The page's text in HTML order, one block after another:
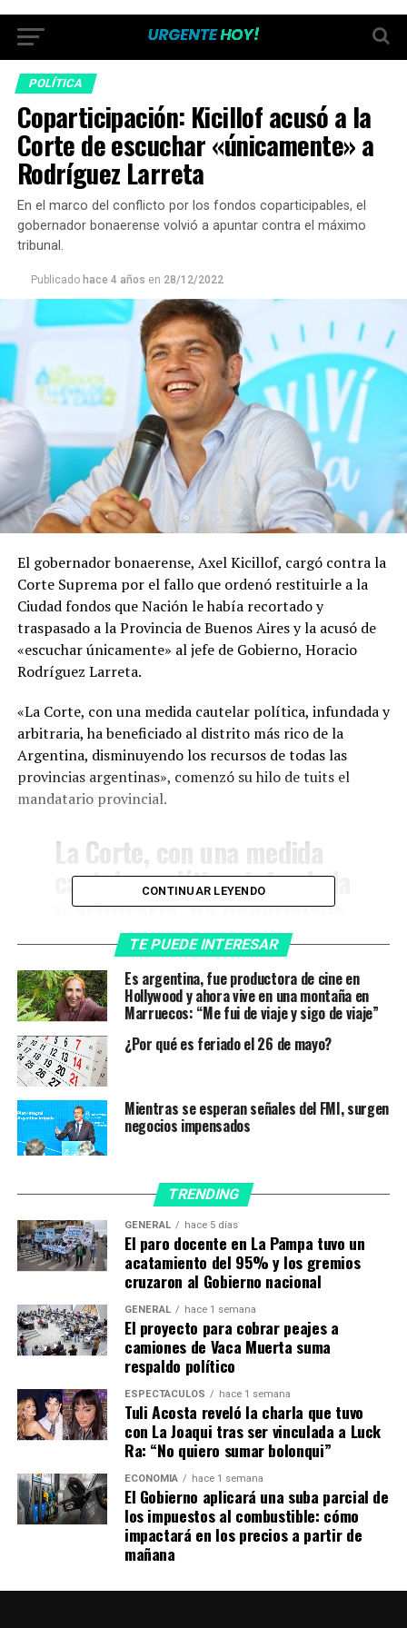
POLÍTICA
Coparticipación: Kicillof acusó a la
Corte de escuchar «únicamente» a
Rodríguez Larreta
En el marco del conflicto por los fondos coparticipables, el
gobernador bonaerense volvió a apuntar contra el máximo
tribunal.
Publicado hace 4 años en 28/12/2022
El gobernador bonaerense, Axel Kicillof, cargó contra la
Corte Suprema por el fallo que ordenó restituirle a la
Ciudad fondos que Nación le había recortado y
traspasado a la Provincia de Buenos Aires y la acusó de
«escuchar únicamente» al jefe de Gobierno, Horacio
Rodríguez Larreta.
«La Corte, con una medida cautelar política, infundada y
arbitraria, ha beneficiado al distrito más rico de la
Argentina, disminuyendo los recursos de todas las
provincias argentinas», comenzó su hilo de tuits el
mandatario provincial.
La Corte, con una medida
cautelar política, infundada
y arbitraria, ha beneficiado
al distrito más rico de la
Argentina, disminuyendo
los recursos de todas las
provincias argentinas.
— Axel Kicillof
(@Kicillofok)December
28, 2022
«Reiteramos una vez más -prosiguió- nuestro derecho a
ser oídos para manifestar la voz de 17 millones de
bonaerenses y expresamos la total adhesión al recurso
presentado por el Estado Nacional».
Conocido el fallo de la Corte -que se descontaba desde
hacía meses favorable a la administración de Rodríguez
Larreta- por el reclamo que planteó la Ciudad en 2020
tras la decisión del presidente Alberto Fernández de
recortarle el 1,2% de los fondos coparticipables,
Presidencia convocó a Casa Rosada a gobernadores del
PJ y emitió un comunicado en el que consideró de
«imposible cumplimiento» la resolución del máximo
tribunal, además de anunciar que recusaría a los jueces y
presentaría un pedido de revocatoria “in extremis» de la
resolución. Esto le valió una denuncia penal por parte
de la oposición contra los funcionarios responsables de
CONTINUAR LEYENDO
TE PUEDE INTERESAR
Es argentina, fue productora de cine en
Hollywood y ahora vive en una montaña en
Marruecos: “Me fui de viaje y sigo de viaje”
¿Por qué es feriado el 26 de mayo?
Mientras se esperan señales del FMI, surgen
negocios impensados
TRENDING
GENERAL hace 5 días
El paro docente en La Pampa tuvo un
acatamiento del 95% y los gremios
cruzaron al Gobierno nacional
GENERAL hace 1 semana
El proyecto para cobrar peajes a
camiones de Vaca Muerta suma
respaldo político
ESPECTÁCULOS hace 1 semana
Tuli Acosta reveló la charla que tuvo
con La Joaqui tras ser vinculada a Luck
Ra: “No quiero sumar bolonqui”
ECONOMÍA hace 1 semana
El Gobierno aplicará una suba parcial de
los impuestos al combustible: cómo
impactará en los precios a partir de
mañana